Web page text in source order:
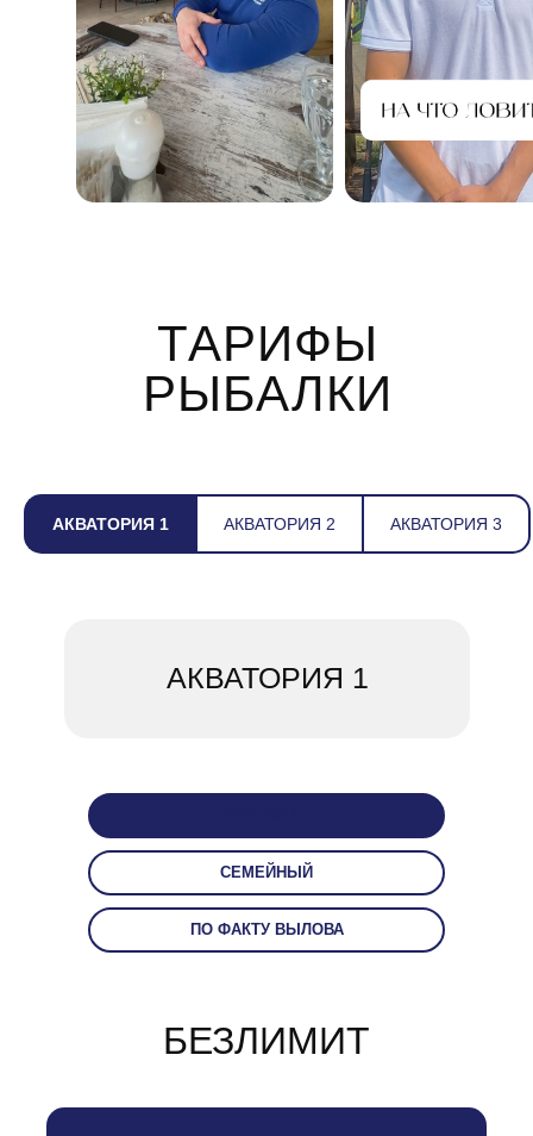
ТАРИФЫ
РЫБАЛКИ
АКВАТОРИЯ 1 АКВАТОРИЯ 2 АКВАТОРИЯ 3
АКВАТОРИЯ 1
СЕМЕЙНЫЙ
ПО ФАКТУ ВЫЛОВА
БЕЗЛИМИТ